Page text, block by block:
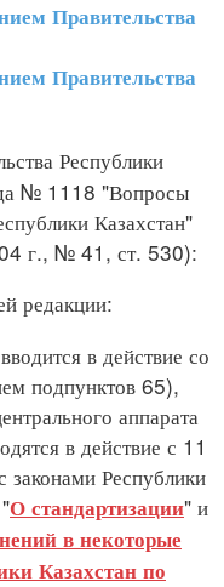
Правительства
Правительства
Республики
№ 1118 "Вопросы
Казахстан"
г., № 41, ст. 530):
редакции:
в действие со
подпунктов 65),
аппарата
в действие с 11
законами Республики
О стандартизации" и
в некоторые
Казахстан по